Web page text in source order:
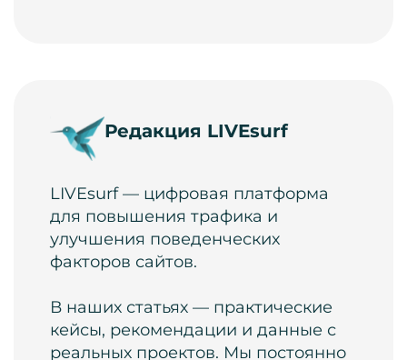
Редакция LIVEsurf
LIVEsurf — цифровая платформа
для повышения трафика и
улучшения поведенческих
факторов сайтов.
В наших статьях — практические
кейсы, рекомендации и данные с
реальных проектов. Мы постоянно